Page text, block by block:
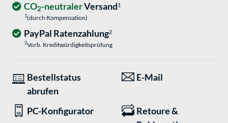
CO2-neutralerVersand1
1(durch Kompensation)
PayPal Ratenzahlung2
2Vorb. Kreditwürdigkeitsprüfung
Bestellstatus
abrufen
E-Mail
PC-Konfigurator
Retoure &